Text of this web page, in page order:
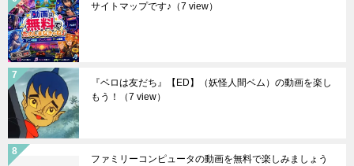
サイトマップです♪ （7 view）
『ベロは友だち』【ED】（妖怪人間ベム）の動画を楽し
もう！
（7 view）
ファミリーコンピュータの動画を無料で楽しみましょう